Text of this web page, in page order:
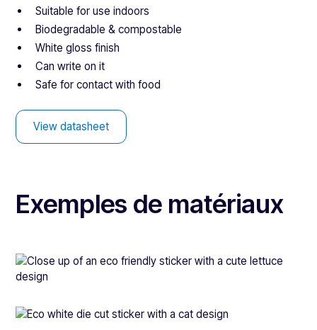
Suitable for use indoors
Biodegradable & compostable
White gloss finish
Can write on it
Safe for contact with food
View datasheet
Exemples de matériaux